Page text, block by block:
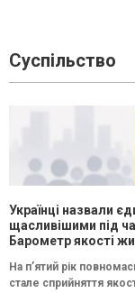
Суспільство
Українці назвали
щасливішими під
Барометр якості
На п’ятий рік
стале сприйняття